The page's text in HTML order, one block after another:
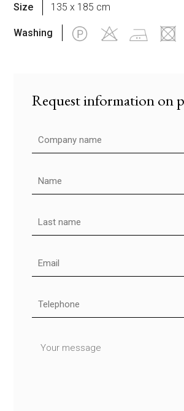
Size 135 x 185 cm
Washing
Request information on